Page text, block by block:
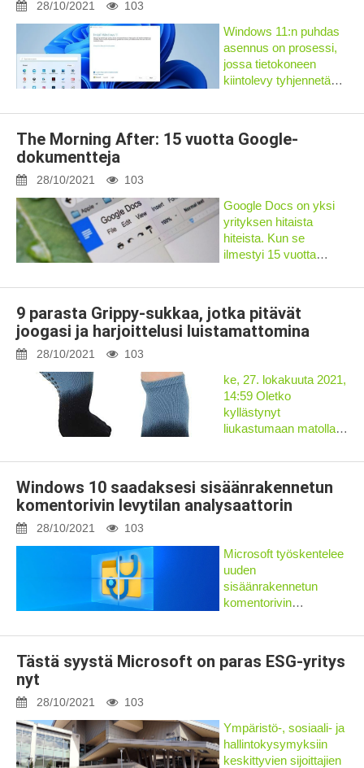
saat jopa 161 puntaa
alennusta Huawein
Apple MacBook alt...
28/10/2021 103
Windows 11:n puhdas
asennus on prosessi,
jossa tietokoneen
kiintolevy tyhjennetään
käyttöjärjestelmästä
kannettavan tai
The Morning After: 15 vuotta Google-
dokumentteja
28/10/2021 103
Google Docs on yksi
yrityksen hitaista
hiteista. Kun se
ilmestyi 15 vuotta
meistä (ehkä minä)
Microsoft Officen
Wordilla. Se oli defacto
9 parasta Grippy-sukkaa, jotka pitävät
joogasi ja harjoittelusi luistamattomina
28/10/2021 103
ke, 27. lokakuuta 2021,
14:59 Oletko
kyllästynyt
liukastumaan matollasi
Katso parhaat
sukat pitääksesi tulevat
jooga- ja harjoittelusi
Windows 10 saadaksesi sisäänrakennetun
komentorivin levytilan analysaattorin
28/10/2021 103
Microsoft työskentelee
uuden
sisäänrakennetun
komentorivin
käyttö&#39;
raportoi kuinka paljon
etkä tiedä mitä
ohjelmia...
Tästä syystä Microsoft on paras ESG-yritys
nyt
28/10/2021 103
Ympäristö-, sosiaali- ja
hallintokysymyksiin
keskittyvien sijoittajien